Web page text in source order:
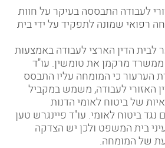
לעבודה התבססה בעיקר על חוות
רפואי שמונה לתפקיד על ידי בית
לבית הדין הארצי לעבודה באמצעות
ממשרד מרקמן את טומשין. עו"ד
הערעור כי המומחה עליו התבסס
האזורי לעבודה, משמש במקביל
שלביטוח לאומיהדנות
ביטוח לאומי. עו"ד פיינגרש טען
בית המשפט ולכן יש הצדקה
של המומחה.